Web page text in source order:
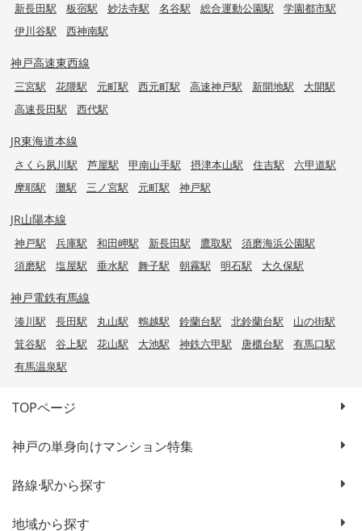
新長田駅
板宿駅 妙法寺駅 名谷駅 総合運動公園駅
学園都市駅
伊川谷駅
西神南駅
神戸高速東西線
三宮駅 花隈駅 元町駅 西元町駅 高速神戸駅 新開地駅
大開駅
高速長田駅
西代駅
JR東海道本線
さくら夙川駅 芦屋駅 甲南山手駅 摂津本山駅 住吉駅
六甲道駅
摩耶駅
灘駅 三ノ宮駅 元町駅 神戸駅
JR山陽本線
神戸駅 兵庫駅 和田岬駅 新長田駅 鷹取駅
須磨海浜公園駅
須磨駅
塩屋駅 垂水駅 舞子駅 朝霧駅 明石駅 大久保駅
神戸電鉄有馬線
湊川駅 長田駅 丸山駅 鵯越駅 鈴蘭台駅 北鈴蘭台駅
山の街駅
箕谷駅
谷上駅 花山駅 大池駅 神鉄六甲駅 唐櫃台駅
有馬口駅
有馬温泉駅
TOPページ
神戸の単身向けマンション特集
路線·駅から探す
地域から探す